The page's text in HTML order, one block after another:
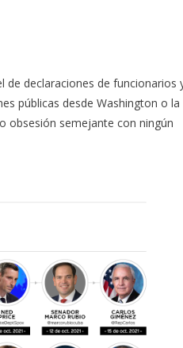
de declaraciones de funcionarios
públicas desde Washington o la
obsesión semejante con ningún